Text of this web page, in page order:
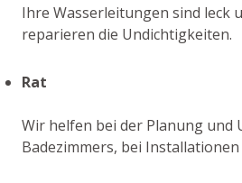
Ihre Wasserleitungen sind leck
reparieren die Undichtigkeiten.
Rat
Wir helfen bei der Planung und
Badezimmers, bei